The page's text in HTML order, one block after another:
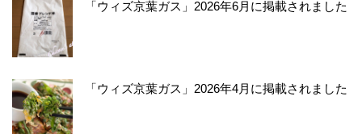
「ウィズ京葉ガス」2026年6月に掲載されました
「ウィズ京葉ガス」2026年4月に掲載されました